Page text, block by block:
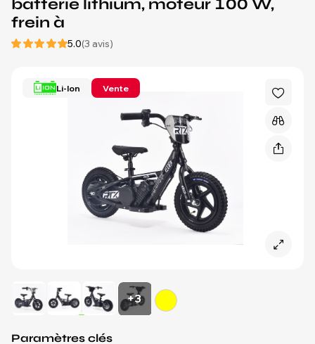
batterie lithium, moteur 100 W,
frein à
5.0(3 avis)
Li-Ion Vente
+3
Paramètres clés